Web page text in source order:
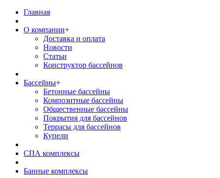
Главная
О компании+
Доставка и оплата
Новости
Статьи
Конструктор бассейнов
Бассейны+
Бетонные бассейны
Композитные бассейны
Общественные бассейны
Покрытия для бассейнов
Террасы для бассейнов
Купели
СПА комплексы
Банные комплексы